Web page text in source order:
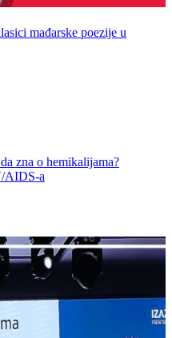
mađarske poezije u
zna o hemikalijama?
AIDS-a